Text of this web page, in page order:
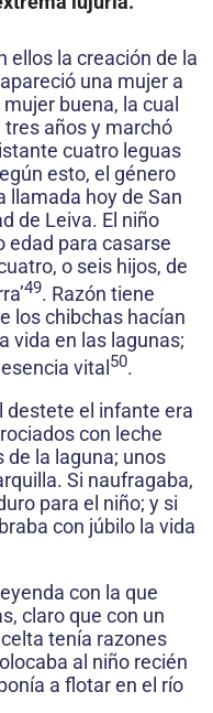
ellos la creación de la
una mujer a
buena, la cual
tres años y marchó
cuatro leguas
esto, el género
llamada hoy de San
de Leiva. El niño
edad para casarse
o seis hijos, de
49. Razón tiene
los chibchas hacían
vida en las lagunas;
vital50.
destete el infante era
con leche
de la laguna; unos
Si naufragaba,
para el niño; y si
con júbilo la vida
con la que
claro que con un
tenía razones
al niño recién
a flotar en el río